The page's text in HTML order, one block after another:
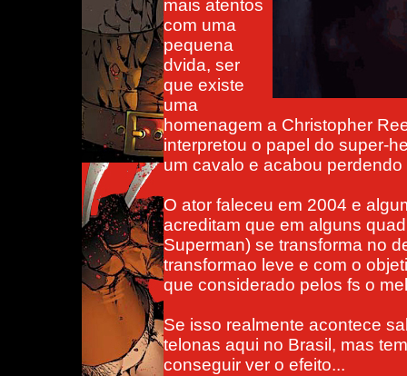
mais atentos
com uma
pequena
dvida, ser
que existe
uma
homenagem a Christopher
interpretou o papel do super-
um cavalo e acabou
O ator faleceu em 2004 e
acreditam que em alguns
Superman) se transforma no
transformao leve e com o
que considerado pelos fs o
Se isso realmente acontece
telonas aqui no Brasil, mas
conseguir ver o efeito...